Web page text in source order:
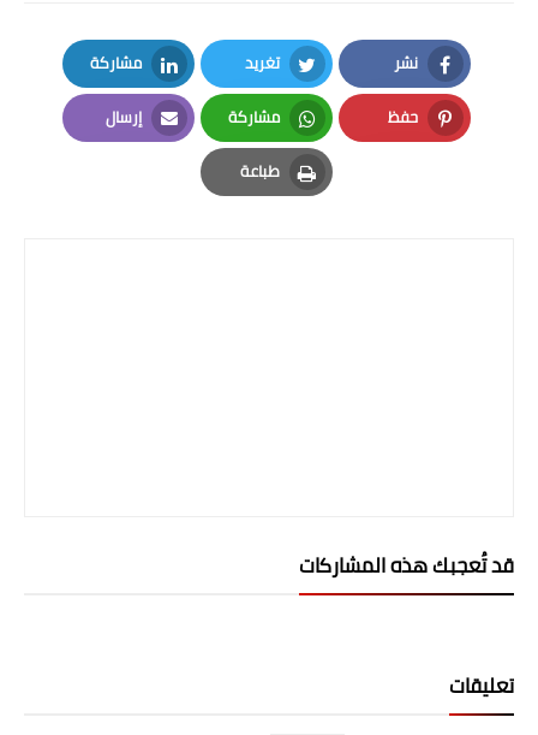
ملازم دراسية
المرحلة الابتدائية
المرحلة المتوسطة
نشر
Facebook
تغريد
Twitter
مشاركة
LinkedIn
حفظ
Pinterest
مشاركة
Whatsapp
إرسال
Email
طباعة
Print
قد تُعجبك هذه المشاركات
تعليقات